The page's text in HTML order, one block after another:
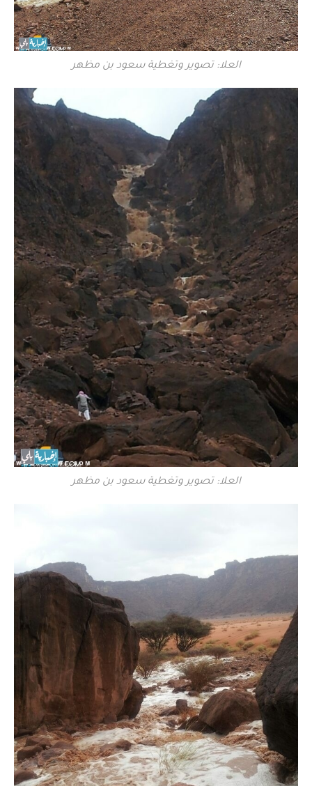
العلا: تصوير وتغطية سعود بن مظهر
العلا: تصوير وتغطية سعود بن مظهر